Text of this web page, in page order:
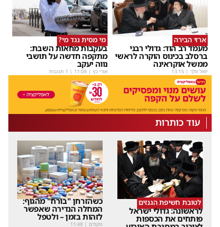
ארזי הבירה
מעמד רב הוד: גדולי רבני
ברסלב בכינוס הוקרה לראשי
ממשל אוקראינה
יואל וולך |
13:15
מי מסית נגד מי?
בעקבות מחאות השבת:
מתקפה חדשה על תושבי
נווה יעקב
אורי כץ |
11:08 | 1 תגובות
עוד כותרות
לטובת חשיפת הגנזים
לראשונה: גדולי ישראל
פותחים את הכספות
כשהזרחן "בורח" מהגוף:
המחלה הנדירה שאפשר
לזהות בזמן – ולטפל
מקודם |
11:48